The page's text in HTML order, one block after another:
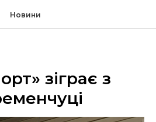
Новини
зіграє з